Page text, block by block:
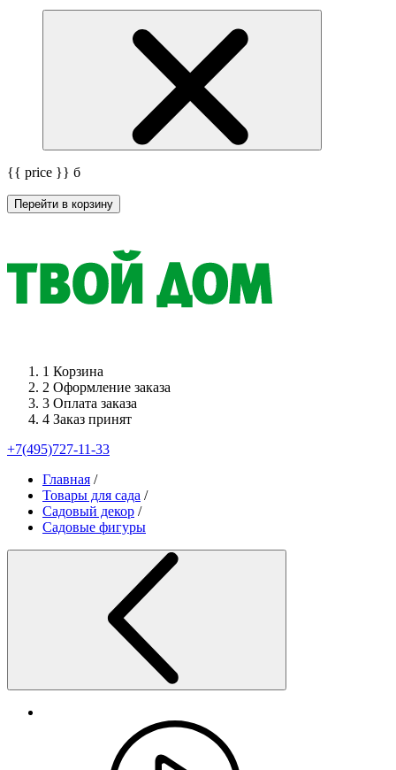
{{ price }} б
Перейти в корзину
1 Корзина
2 Оформление заказа
3 Оплата заказа
4 Заказ принят
+7(495)727-11-33
Главная /
Товары для сада /
Садовый декор /
Садовые фигуры